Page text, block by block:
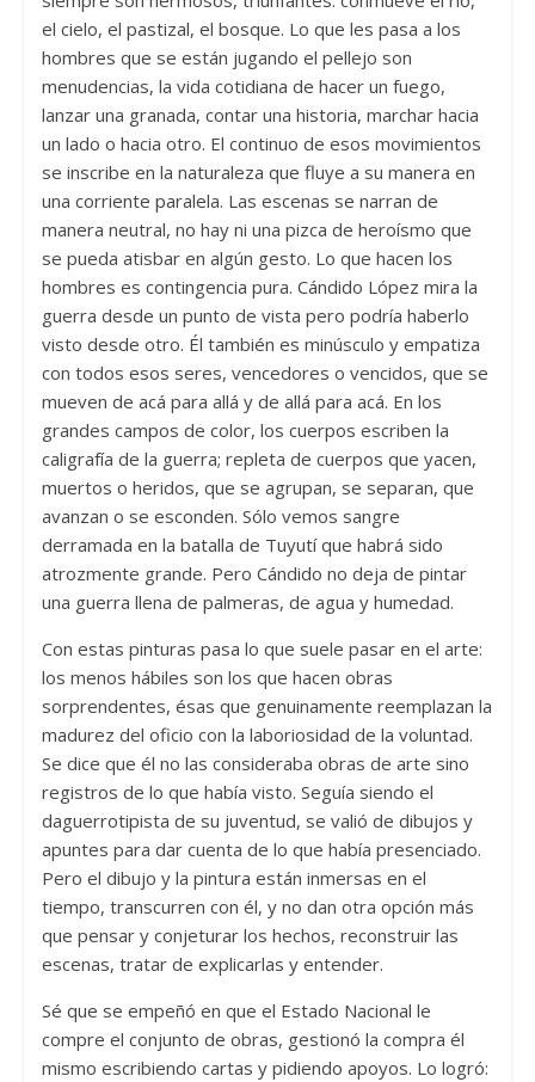
el cielo, el pastizal, el bosque. Lo que les pasa a los
hombres que se están jugando el pellejo son
menudencias, la vida cotidiana de hacer un fuego,
lanzar una granada, contar una historia, marchar hacia
un lado o hacia otro. El continuo de esos movimientos
se inscribe en la naturaleza que fluye a su manera en
una corriente paralela. Las escenas se narran de
manera neutral, no hay ni una pizca de heroísmo que
se pueda atisbar en algún gesto. Lo que hacen los
hombres es contingencia pura. Cándido López mira la
guerra desde un punto de vista pero podría haberlo
visto desde otro. Él también es minúsculo y empatiza
con todos esos seres, vencedores o vencidos, que se
mueven de acá para allá y de allá para acá. En los
grandes campos de color, los cuerpos escriben la
caligrafía de la guerra; repleta de cuerpos que yacen,
muertos o heridos, que se agrupan, se separan, que
avanzan o se esconden. Sólo vemos sangre
derramada en la batalla de Tuyutí que habrá sido
atrozmente grande. Pero Cándido no deja de pintar
una guerra llena de palmeras, de agua y humedad.
Con estas pinturas pasa lo que suele pasar en el arte:
los menos hábiles son los que hacen obras
sorprendentes, ésas que genuinamente reemplazan la
madurez del oficio con la laboriosidad de la voluntad.
Se dice que él no las consideraba obras de arte sino
registros de lo que había visto. Seguía siendo el
daguerrotipista de su juventud, se valió de dibujos y
apuntes para dar cuenta de lo que había presenciado.
Pero el dibujo y la pintura están inmersas en el
tiempo, transcurren con él, y no dan otra opción más
que pensar y conjeturar los hechos, reconstruir las
escenas, tratar de explicarlas y entender.
Sé que se empeñó en que el Estado Nacional le
compre el conjunto de obras, gestionó la compra él
mismo escribiendo cartas y pidiendo apoyos. Lo logró: